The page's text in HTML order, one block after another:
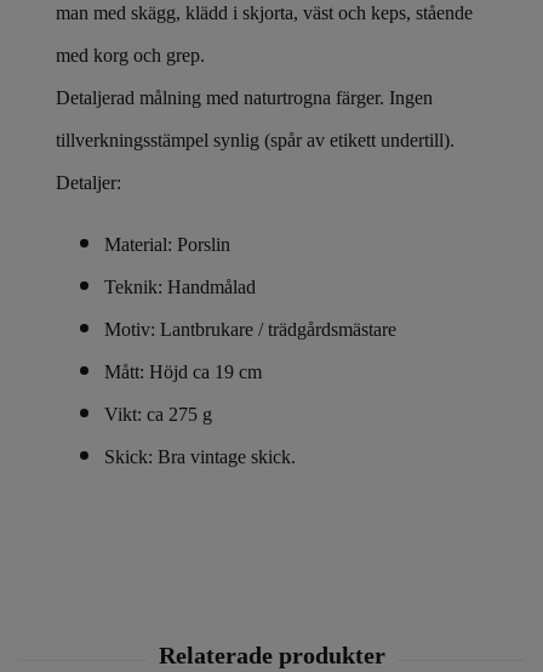
man med skägg, klädd i skjorta, väst och keps, stående
med korg och grep.
Detaljerad målning med naturtrogna färger. Ingen
tillverkningsstämpel synlig (spår av etikett undertill).
Detaljer:
Material: Porslin
Teknik: Handmålad
Motiv: Lantbrukare / trädgårdsmästare
Mått: Höjd ca 19 cm
Vikt: ca 275 g
Skick: Bra vintage skick.